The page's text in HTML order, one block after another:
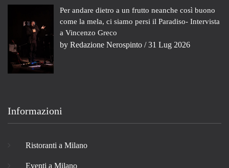
Per andare dietro a un frutto neanche così buono
come la mela, ci siamo persi il Paradiso- Intervista
a Vincenzo Greco
by Redazione Nerospinto / 31 Lug 2026
Informazioni
Ristoranti a Milano
Eventi a Milano